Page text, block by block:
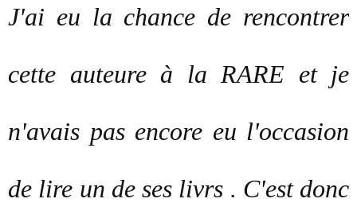
J'ai eu la chance de rencontrer
cette auteure à la RARE et je
n'avais pas encore eu l'occasion
de lire un de ses livrs . C'est donc